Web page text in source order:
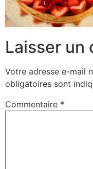
Laisser un
Votre adresse e-mail
obligatoires sont
Commentaire *